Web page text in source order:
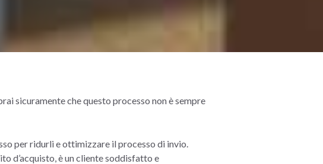
sicuramente che questo processo non è sempre
per ridurli e ottimizzare il processo di invio.
d’acquisto, è un cliente soddisfatto e